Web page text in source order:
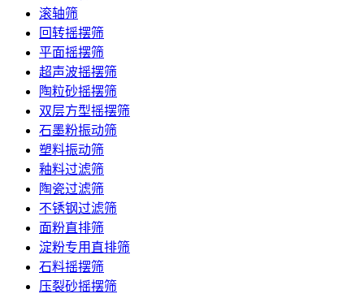
滚轴筛
回转摇摆筛
平面摇摆筛
超声波摇摆筛
陶粒砂摇摆筛
双层方型摇摆筛
石墨粉振动筛
塑料振动筛
釉料过滤筛
陶瓷过滤筛
不锈钢过滤筛
面粉直排筛
淀粉专用直排筛
石料摇摆筛
压裂砂摇摆筛